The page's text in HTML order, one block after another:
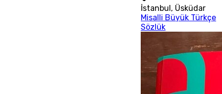
İstanbul, Üsküdar
Misalli Büyük Türkçe
Sözlük